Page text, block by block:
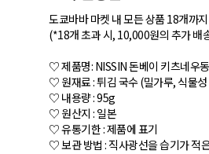
도쿄바바 마켓 내 모든 상품 18개까
(*18개 초과 시, 10,000원의 추가 배
♡ 제품명: NISSIN 돈베이 키츠네우동
♡ 원재료 : 튀김 국수 (밀가루, 식물
♡ 내용량 : 95g
♡ 원산지 : 일본
♡ 유통기한 : 제품에 표기
♡ 보관 방법 : 직사광선을 습기가 적